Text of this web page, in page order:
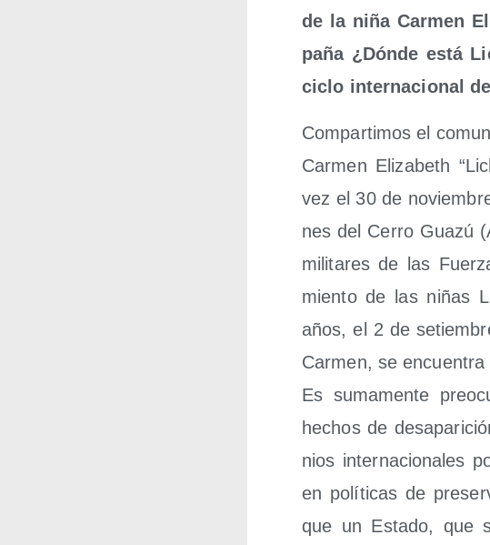
de la niña Car­men
pa­ña ¿Dón­de está
ciclo inter­na­cio­nal
Com­par­ti­mos el
Car­men Eli­za­beth
vez el 30 de
nes del Cerro Gua­zú
mili­ta­res de las
mien­to de las niñas
años, el 2 de
Car­men, se
Es suma­men­te
hechos de
nios inter­na­cio­na­les
en polí­ti­cas de
que un Esta­do, que